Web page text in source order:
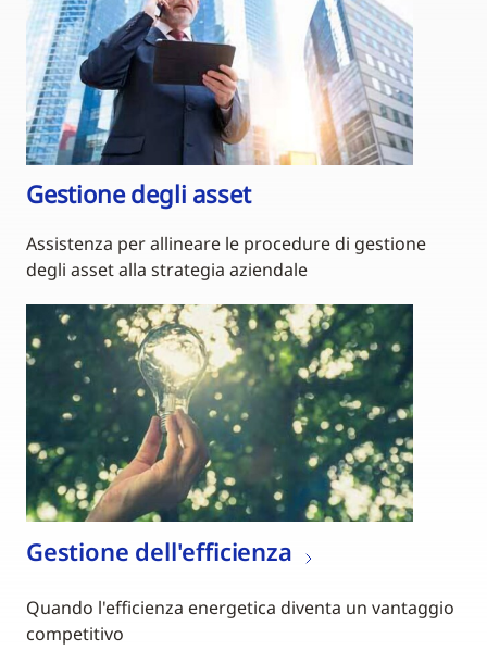
Gestione degli asset
Assistenza per allineare le procedure di gestione
degli asset alla strategia aziendale
Gestione dell'efficienza
Quando l'efficienza energetica diventa un vantaggio
competitivo